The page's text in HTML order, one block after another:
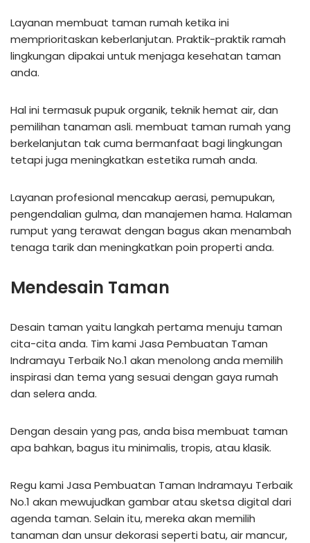
Layanan membuat taman rumah ketika ini
memprioritaskan keberlanjutan. Praktik-praktik ramah
lingkungan dipakai untuk menjaga kesehatan taman
anda.
Hal ini termasuk pupuk organik, teknik hemat air, dan
pemilihan tanaman asli. membuat taman rumah yang
berkelanjutan tak cuma bermanfaat bagi lingkungan
tetapi juga meningkatkan estetika rumah anda.
Layanan profesional mencakup aerasi, pemupukan,
pengendalian gulma, dan manajemen hama. Halaman
rumput yang terawat dengan bagus akan menambah
tenaga tarik dan meningkatkan poin properti anda.
Mendesain Taman
Desain taman yaitu langkah pertama menuju taman
cita-cita anda. Tim kami Jasa Pembuatan Taman
Indramayu Terbaik No.1 akan menolong anda memilih
inspirasi dan tema yang sesuai dengan gaya rumah
dan selera anda.
Dengan desain yang pas, anda bisa membuat taman
apa bahkan, bagus itu minimalis, tropis, atau klasik.
Regu kami Jasa Pembuatan Taman Indramayu Terbaik
No.1 akan mewujudkan gambar atau sketsa digital dari
agenda taman. Selain itu, mereka akan memilih
tanaman dan unsur dekorasi seperti batu, air mancur,